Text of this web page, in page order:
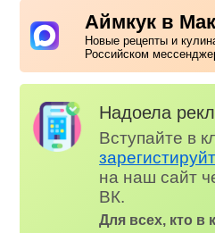
Аймкук в
Новые рецепты и
Российском
Надоела
Вступайте в
на наш сайт
ВК.
Для всех, кто в